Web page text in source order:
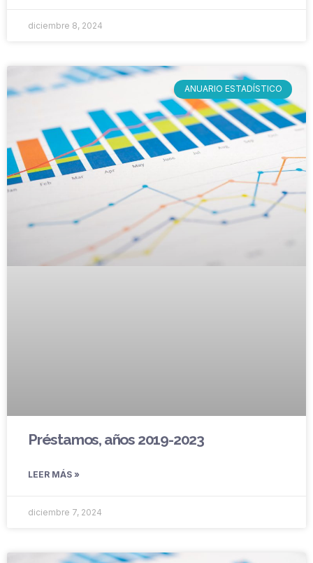
diciembre 8, 2024
ANUARIO ESTADÍSTICO
Préstamos, años 2019-2023
LEER MÁS »
diciembre 7, 2024